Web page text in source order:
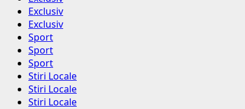
Exclusiv
Exclusiv
Sport
Sport
Sport
Stiri Locale
Stiri Locale
Stiri Locale